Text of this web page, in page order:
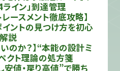
ライン」到達管理
レースメント徹底攻略】
ントの見つけ方を初心
説
のか？】“本能の設計ミ
クト理論の処方箋
安値・戻り高値”で勝ち